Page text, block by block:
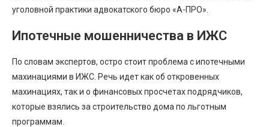
уголовной практики адвокатского бюро «А-ПРО».
Ипотечные мошенничества в ИЖС
По словам экспертов, остро стоит проблема с ипотечными
махинациями в ИЖС. Речь идет как об откровенных
махинациях, так и о финансовых просчетах подрядчиков,
которые взялись за строительство дома по льготным
программам.